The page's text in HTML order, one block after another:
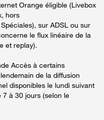
Orange éligible (Livebox
hors
sur ADSL ou sur
le flux linéaire de la
et replay).
Accès à certains
de la diffusion
disponibles le lundi suivant
7 à 30 jours (selon le